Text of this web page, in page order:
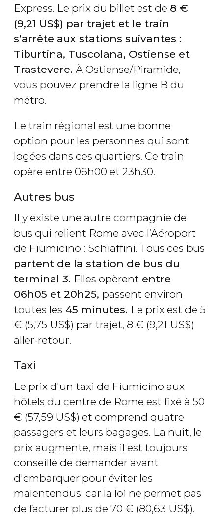
Express. Le prix du billet est de 8 €
(9,21 US$) par trajet et le train
s’arrête aux stations suivantes :
Tiburtina, Tuscolana, Ostiense et
Trastevere. À Ostiense/Piramide,
vous pouvez prendre la ligne B du
métro.
Le train régional est une bonne
option pour les personnes qui sont
logées dans ces quartiers. Ce train
opère entre 06h00 et 23h30.
Autres bus
Il y existe une autre compagnie de
bus qui relient Rome avec l’Aéroport
de Fiumicino : Schiaffini. Tous ces bus
partent de la station de bus du
terminal 3. Elles opèrent entre
06h05 et 20h25, passent environ
toutes les 45 minutes. Le prix est de 5
€ (5,75 US$) par trajet, 8 € (9,21 US$)
aller-retour.
Taxi
Le prix d'un taxi de Fiumicino aux
hôtels du centre de Rome est fixé à 50
€ (57,59 US$) et comprend quatre
passagers et leurs bagages. La nuit, le
prix augmente, mais il est toujours
conseillé de demander avant
d'embarquer pour éviter les
malentendus, car la loi ne permet pas
de facturer plus de 70 € (80,63 US$).